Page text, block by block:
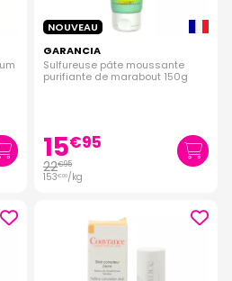
NOUVEAU
GARANCIA
Sulfureuse pâte moussante
purifiante de marabout 150g
15€95
22€95
153€00/kg